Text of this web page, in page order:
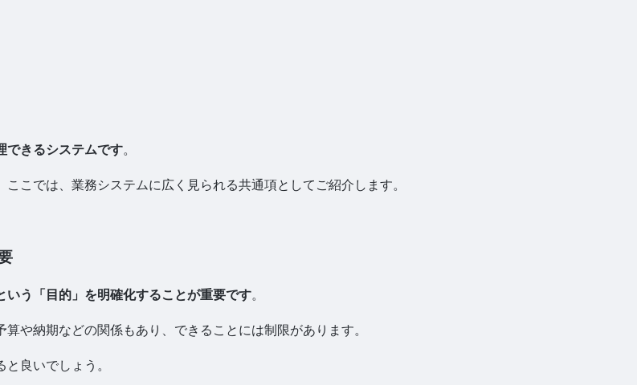
できるシステムです。
こでは、業務システムに広く見られる共通項としてご紹介します。
う「目的」を明確化することが重要です。
や納期などの関係もあり、できることには制限があります。
良いでしょう。